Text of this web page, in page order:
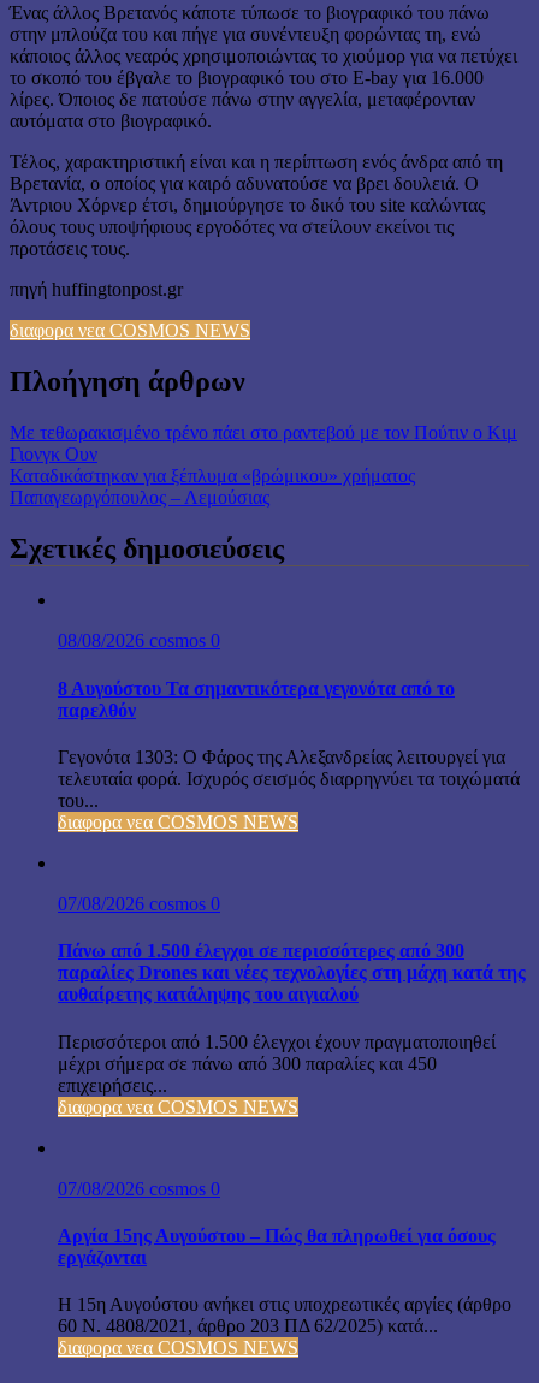
Ένας άλλος Βρετανός κάποτε τύπωσε το βιογραφικό του πάνω
στην μπλούζα του και πήγε για συνέντευξη φορώντας τη, ενώ
κάποιος άλλος νεαρός χρησιμοποιώντας το χιούμορ για να πετύχει
το σκοπό του έβγαλε το βιογραφικό του στο E-bay για 16.000
λίρες. Όποιος δε πατούσε πάνω στην αγγελία, μεταφέρονταν
αυτόματα στο βιογραφικό.
Τέλος, χαρακτηριστική είναι και η περίπτωση ενός άνδρα από τη
Βρετανία, ο οποίος για καιρό αδυνατούσε να βρει δουλειά. Ο
Άντριου Χόρνερ έτσι, δημιούργησε το δικό του site καλώντας
όλους τους υποψήφιους εργοδότες να στείλουν εκείνοι τις
προτάσεις τους.
πηγή huffingtonpost.gr
διαφορα νεα COSMOS NEWS
Πλοήγηση άρθρων
Με τεθωρακισμένο τρένο πάει στο ραντεβού με τον Πούτιν ο Κιμ
Γιονγκ Ουν
Καταδικάστηκαν για ξέπλυμα «βρώμικου» χρήματος
Παπαγεωργόπουλος – Λεμούσιας
Σχετικές δημοσιεύσεις
08/08/2026 cosmos 0
8 Αυγούστου Τα σημαντικότερα γεγονότα από το
παρελθόν
Γεγονότα 1303: Ο Φάρος της Αλεξανδρείας λειτουργεί για
τελευταία φορά. Ισχυρός σεισμός διαρρηγνύει τα τοιχώματά
του...
διαφορα νεα COSMOS NEWS
07/08/2026 cosmos 0
Πάνω από 1.500 έλεγχοι σε περισσότερες από 300
παραλίες Drones και νέες τεχνολογίες στη μάχη κατά της
αυθαίρετης κατάληψης του αιγιαλού
Περισσότεροι από 1.500 έλεγχοι έχουν πραγματοποιηθεί
μέχρι σήμερα σε πάνω από 300 παραλίες και 450
επιχειρήσεις...
διαφορα νεα COSMOS NEWS
07/08/2026 cosmos 0
Αργία 15ης Αυγούστου – Πώς θα πληρωθεί για όσους
εργάζονται
Η 15η Αυγούστου ανήκει στις υποχρεωτικές αργίες (άρθρο
60 Ν. 4808/2021, άρθρο 203 ΠΔ 62/2025) κατά...
διαφορα νεα COSMOS NEWS